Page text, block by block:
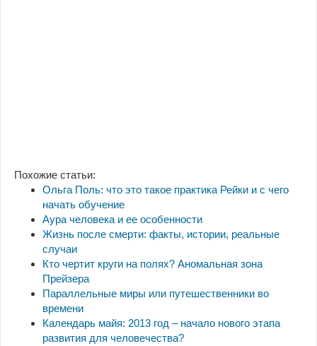
Похожие статьи:
Ольга Поль: что это такое практика Рейки и с чего
начать обучение
Аура человека и ее особенности
Жизнь после смерти: факты, истории, реальные
случаи
Кто чертит круги на полях? Аномальная зона
Прейзера
Параллельные миры или путешественники во
времени
Календарь майя: 2013 год – начало нового этапа
развития для человечества?